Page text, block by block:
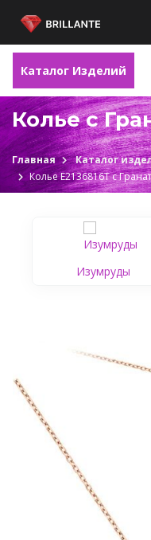
Каталог Изделий
Колье с
Главная Каталог
Колье Е2136816Т c
Изумруды